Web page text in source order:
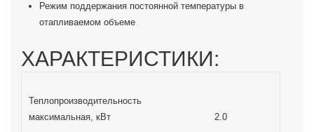
Режим поддержания постоянной температуры в
отапливаемом объеме
ХАРАКТЕРИСТИКИ:
Теплопроизводительность
максимальная, кВт
2.0